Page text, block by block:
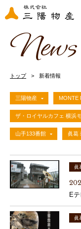
News
トップ 新着情報
三陽物産 MONTE
ザ・ロイヤルカフェ 横浜
山手133番館 眞葛
眞
E
眞